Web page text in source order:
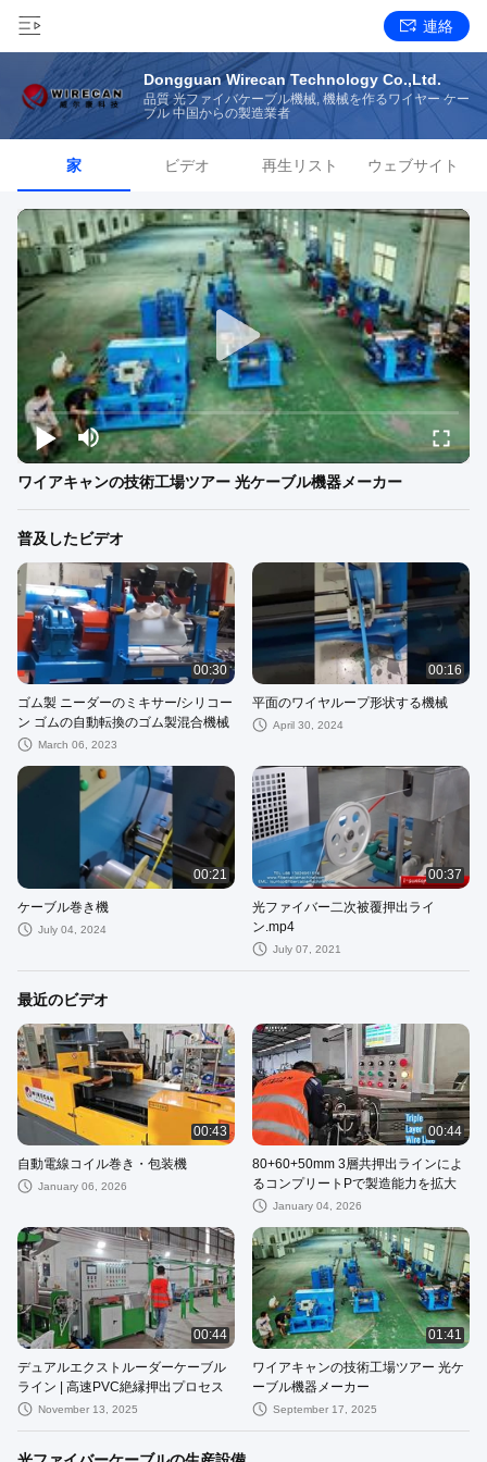
連絡
Dongguan Wirecan Technology Co.,Ltd.
品質 光ファイバケーブル機械, 機械を作るワイヤー ケー
ブル 中国からの製造業者
家 ビデオ 再生リスト ウェブサイト
ワイアキャンの技術工場ツアー 光ケーブル機器メーカー
普及したビデオ
00:30
ゴム製 ニーダーのミキサー/シリコー
ン ゴムの自動転換のゴム製混合機械
March 06, 2023
00:16
平面のワイヤループ形状する機械
April 30, 2024
00:21
ケーブル巻き機
July 04, 2024
00:37
光ファイバー二次被覆押出ライ
ン.mp4
July 07, 2021
最近のビデオ
00:43
自動電線コイル巻き・包装機
January 06, 2026
00:44
80+60+50mm 3層共押出ラインによ
るコンプリートPで製造能力を拡大
January 04, 2026
00:44
デュアルエクストルーダーケーブル
ライン | 高速PVC絶縁押出プロセス
November 13, 2025
01:41
ワイアキャンの技術工場ツアー 光ケ
ーブル機器メーカー
September 17, 2025